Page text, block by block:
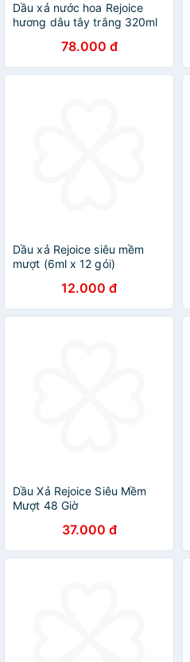
Dầu xả nước hoa Rejoice
hương dâu tây trắng 320ml
78.000 đ
Dầu xả Rejoice siêu mềm
mượt (6ml x 12 gói)
12.000 đ
Dầu Xả Rejoice Siêu Mềm
Mượt 48 Giờ
37.000 đ